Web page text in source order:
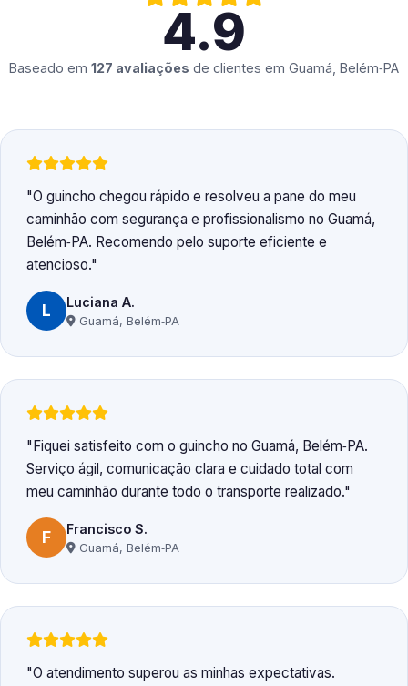
4.9
Baseado em 127 avaliações de clientes em Guamá, Belém‑PA
O guincho chegou rápido e resolveu a pane do meu
caminhão com segurança e profissionalismo no Guamá,
Belém‑PA. Recomendo pelo suporte eficiente e
atencioso.
L Luciana A.
Guamá, Belém‑PA
Fiquei satisfeito com o guincho no Guamá, Belém‑PA.
Serviço ágil, comunicação clara e cuidado total com
meu caminhão durante todo o transporte realizado.
F Francisco S.
Guamá, Belém‑PA
O atendimento superou as minhas expectativas.